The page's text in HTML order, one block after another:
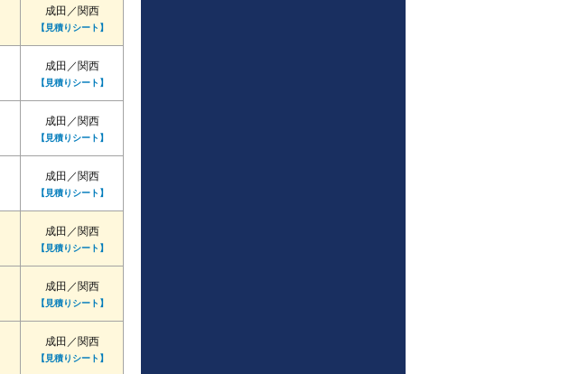
成田／関西
【見積りシート】
成田／関西
【見積りシート】
成田／関西
【見積りシート】
成田／関西
【見積りシート】
成田／関西
【見積りシート】
成田／関西
【見積りシート】
成田／関西
【見積りシート】